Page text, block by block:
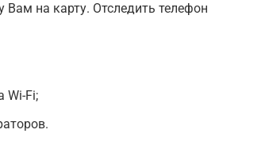
на карту. Отследить телефон
Wi-Fi;